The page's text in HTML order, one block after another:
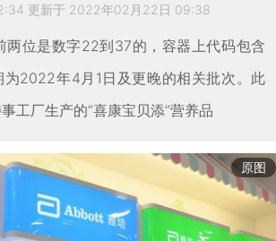
更新于 2022年02月22日 09:38
两位是数字22到37的，容器上代码包含
2022年4月1日及更晚的相关批次。此
工厂生产的“喜康宝贝添”营养品
原图